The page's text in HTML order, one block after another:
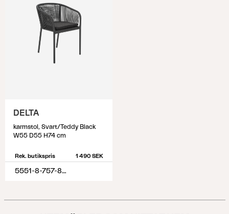
DELTA
karmstol, Svart/Teddy Black
W55 D55 H74 cm
Rek. butikspris 1 490 SEK
5551-8-757-888